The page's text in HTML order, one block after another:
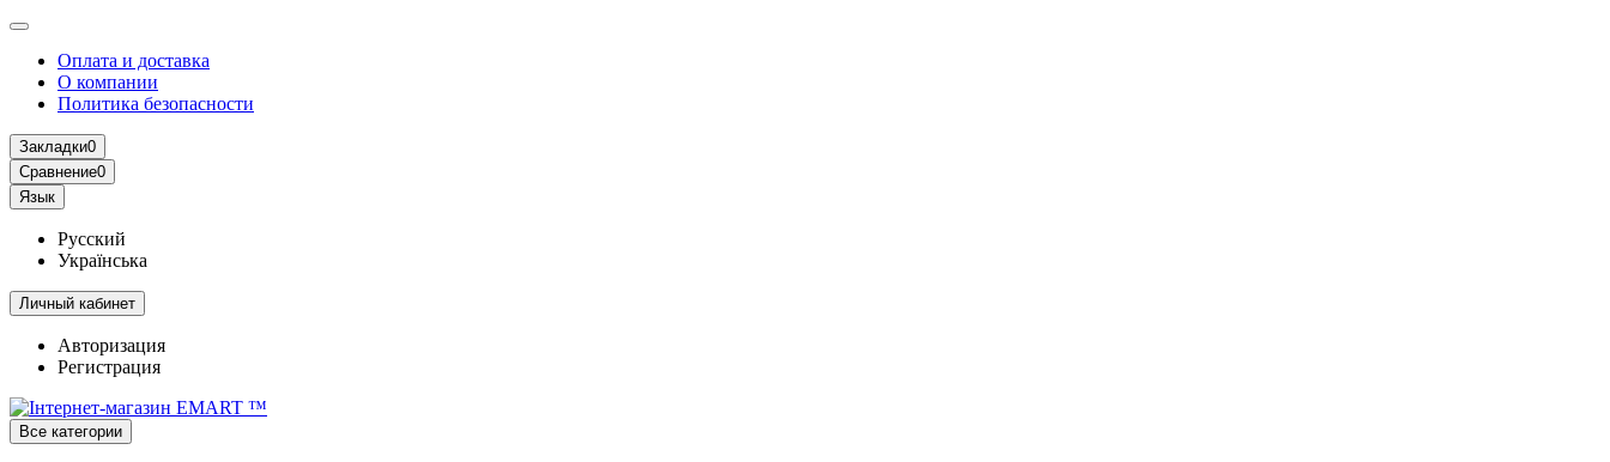
Оплата и доставка
О компании
Политика безопасности
Закладки0
Сравнение0
Язык
Русский
Українська
Личный кабинет
Авторизация
Регистрация
Все категории